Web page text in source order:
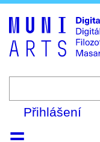
Přihlášení